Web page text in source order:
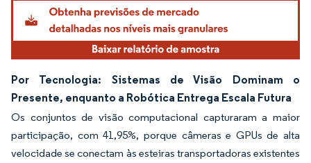
Por Tecnologia: Sistemas de Visão Dominam o
Presente, enquanto a Robótica Entrega Escala Futura
Os conjuntos de visão computacional capturaram a maior
participação, com 41,95%, porque câmeras e GPUs de alta
velocidade se conectam às esteiras transportadoras existentes